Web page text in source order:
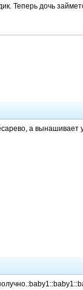
Теперь дочь
а вынашивает